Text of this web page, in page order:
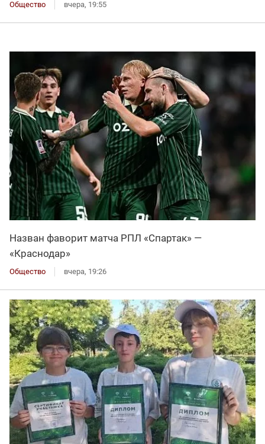
Общество вчера, 19:55
Назван фаворит матча РПЛ «Спартак» —
«Краснодар»
Общество вчера, 19:26